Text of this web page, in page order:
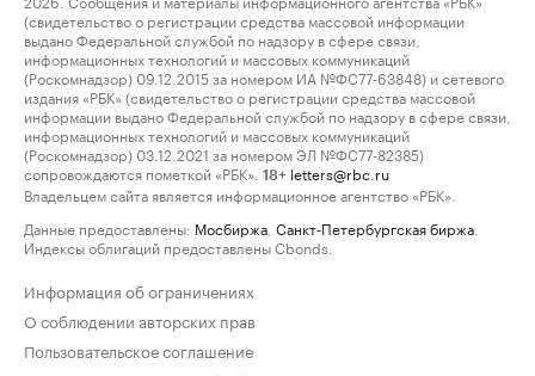
(свидетельство о регистрации средства массовой информации
выдано Федеральной службой по надзору в сфере связи,
информационных технологий и массовых коммуникаций
(Роскомнадзор) 09.12.2015 за номером ИА №ФС77-63848) и сетевого
издания «РБК» (свидетельство о регистрации средства массовой
информации выдано Федеральной службой по надзору в сфере связи,
информационных технологий и массовых коммуникаций
(Роскомнадзор) 03.12.2021 за номером ЭЛ №ФС77-82385)
сопровождаются пометкой «РБК».
18+ letters@rbc.ru
Владельцем сайта является информационное агентство «РБК».
Данные предоставлены: Мосбиржа Санкт-Петербургская биржа
Индексы облигаций предоставлены Cbonds.
Информация об ограничениях
О соблюдении авторских прав
Пользовательское соглашение